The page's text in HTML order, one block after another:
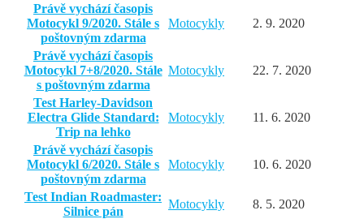
Právě vychází časopis
Motocykl 9/2020. Stále s
poštovným zdarma
Motocykly 2. 9. 2020
Právě vychází časopis
Motocykl 7+8/2020. Stále
s poštovným zdarma
Motocykly 22. 7. 2020
Test Harley-Davidson
Electra Glide Standard:
Trip na lehko
Motocykly 11. 6. 2020
Právě vychází časopis
Motocykl 6/2020. Stále s
poštovným zdarma
Motocykly 10. 6. 2020
Test Indian Roadmaster:
Silnice pán
Motocykly
8. 5. 2020